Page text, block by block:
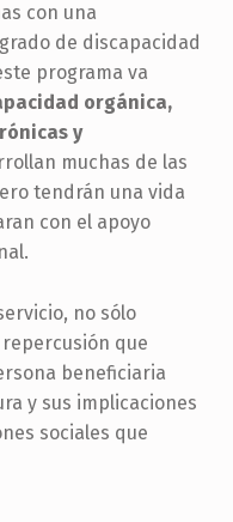
con una
de discapacidad
programa va
orgánica,
y
muchas de las
tendrán una vida
con el apoyo
no sólo
que
beneficiaria
y sus implicaciones
sociales que